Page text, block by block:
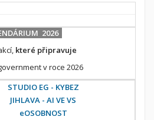
2026
které připravuje
v roce 2026
STUDIO EG - KYBEZ
JIHLAVA - AI VE VS
eOSOBNOST